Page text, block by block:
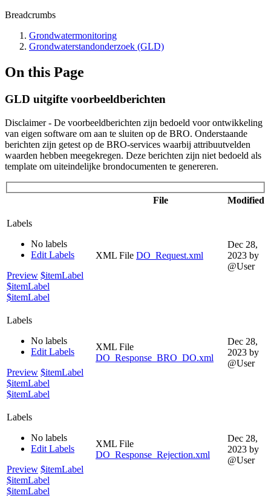
Breadcrumbs
Grondwatermonitoring
Grondwaterstandonderzoek (GLD)
On this Page
GLD uitgifte voorbeeldberichten
Disclaimer - De voorbeeldberichten zijn bedoeld voor ontwikkeling
van eigen software om aan te sluiten op de BRO. Onderstaande
berichten zijn getest op de BRO-services waarbij attribuutvelden
waarden hebben meegekregen. Deze berichten zijn niet bedoeld als
template om uiteindelijke brondocumenten te genereren.
File Modified
Labels
No labels
Edit Labels
Preview $itemLabel
$itemLabel
$itemLabel
XML File DO_Request.xml
Dec 28,
2023 by
@User
Labels
No labels
Edit Labels
Preview $itemLabel
$itemLabel
$itemLabel
XML File
DO_Response_BRO_DO.xml
Dec 28,
2023 by
@User
Labels
No labels
Edit Labels
Preview $itemLabel
$itemLabel
$itemLabel
XML File
DO_Response_Rejection.xml
Dec 28,
2023 by
@User